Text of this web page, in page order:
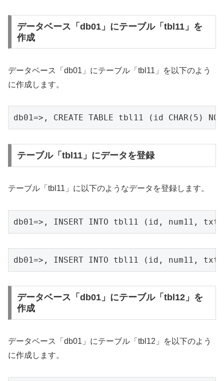
データベース「db01」にテーブル「tbl11」を
作成
データベース「db01」にテーブル「tbl11」を以下のよう
に作成します。
db01=>, CREATE TABLE tbl11 (id CHAR(5)
テーブル「tbl11」にデータを登録
テーブル「tbl11」に以下のようなデータを登録します。
db01=>, INSERT INTO tbl11 (id, num11,
db01=>, INSERT INTO tbl11 (id, num11,
データベース「db01」にテーブル「tbl12」を
作成
データベース「db01」にテーブル「tbl12」を以下のよう
に作成します。